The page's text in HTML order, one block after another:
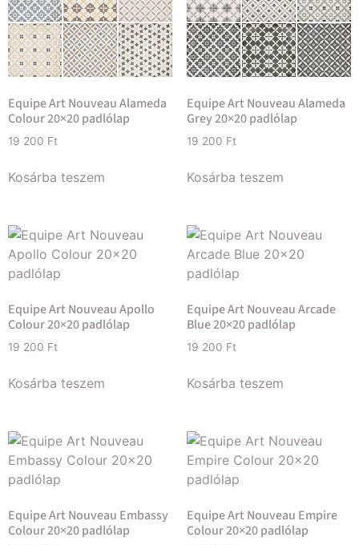
Equipe Art Nouveau Alameda
Colour 20×20 padlólap
19 200 Ft
Kosárba teszem
Equipe Art Nouveau Alameda
Grey 20×20 padlólap
19 200 Ft
Kosárba teszem
Equipe Art Nouveau Apollo
Colour 20×20 padlólap
19 200 Ft
Kosárba teszem
Equipe Art Nouveau Arcade
Blue 20×20 padlólap
19 200 Ft
Kosárba teszem
Equipe Art Nouveau Embassy
Colour 20×20 padlólap
Equipe Art Nouveau Empire
Colour 20×20 padlólap